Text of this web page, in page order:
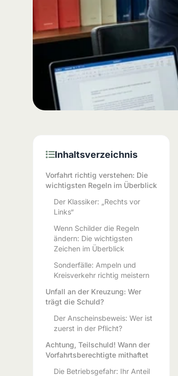
Inhaltsverzeichnis
Vorfahrt richtig verstehen: Die
wichtigsten Regeln im Überblick
Der Klassiker: „Rechts vor
Links“
Wenn Schilder die Regeln
ändern: Die wichtigsten
Zeichen im Überblick
Sonderfälle: Ampeln und
Kreisverkehr richtig meistern
Unfall an der Kreuzung: Wer
trägt die Schuld?
Der Anscheinsbeweis: Wer ist
zuerst in der Pflicht?
Achtung, Teilschuld! Wann der
Vorfahrtsberechtigte mithaftet
Die Betriebsgefahr: Ihr Anteil